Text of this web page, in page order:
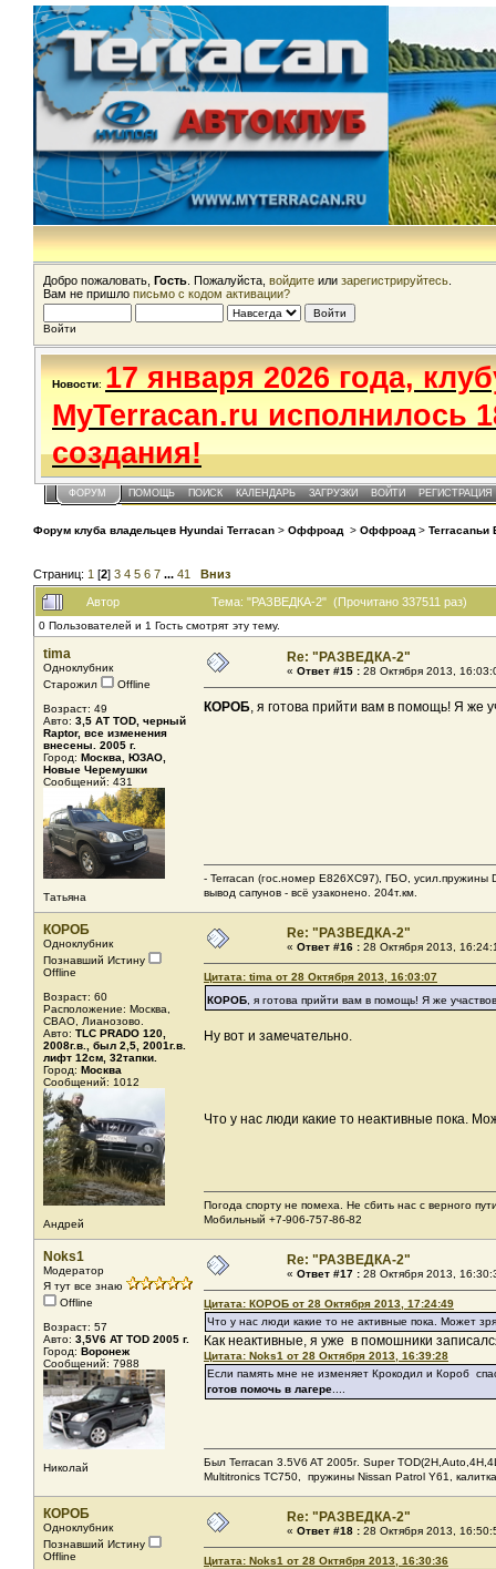
Добро пожаловать, Гость . Пожалуйста, войдите или зарегистрируйтесь
Вам не пришло письмо с кодом активации?
Войти
Новости: 17 января 2026 года,
MyTerracan.ru исполнилось
создания!
ФОРУМ ПОМОЩЬ ПОИСК КАЛЕНДАРЬ ЗАГРУЗКИ ВОЙТИ РЕГИСТРАЦИЯ
Форум клуба владельцев Hyundai Terracan > Оффроад > Оффроад > Terracanьи
Страниц: 1 [2] 3 4 5 6 7 ... 41 Вниз
Автор Тема: "РАЗВЕДКА-2" (Прочитано 337511 раз)
0 Пользователей и 1 Гость смотрят эту тему.
tima
Одноклубник
Старожил
Offline
Возраст: 49
Авто: 3,5 АТ TOD, черный
Raptor, все изменения
внесены. 2005 г.
Город: Москва, ЮЗАО,
Новые Черемушки
Сообщений: 431
Татьяна
Re: "РАЗВЕДКА-2"
« Ответ #15 : 28 Октября 2013,
КОРОБ, я готова прийти вам в помощь! Я же
- Terracan (гос.номер Е826ХС97), ГБО, усил.пружины
вывод сапунов - всё узаконено. 204т.км.
КОРОБ
Одноклубник
Познавший Истину
Offline
Возраст: 60
Расположение: Москва,
СВАО, Лианозово.
Авто: TLC PRADO 120,
2008г.в., был 2,5, 2001г.в.
лифт 12см, 32тапки.
Город: Москва
Сообщений: 1012
Андрей
Re: "РАЗВЕДКА-2"
« Ответ #16 : 28 Октября 2013,
Цитата: tima от 28 Октября 2013, 16:03:07
КОРОБ, я готова прийти вам в помощь! Я же
Ну вот и замечательно.
Что у нас люди какие то неактивные пока.
Погода спорту не помеха. Не сбить нас с верного
Мобильный +7-906-757-86-82
Noks1
Модератор
Я тут все знаю
Offline
Возраст: 57
Авто: 3,5V6 AT TOD 2005 г.
Город: Воронеж
Сообщений: 7988
Николай
Re: "РАЗВЕДКА-2"
« Ответ #17 : 28 Октября 2013,
Цитата: КОРОБ от 28 Октября 2013, 17:24:49
Что у нас люди какие то не активные пока. Может
Как неактивные, я уже в помошники
Цитата: Noks1 от 28 Октября 2013, 16:39:28
Если память мне не изменяет Крокодил и Короб
готов помочь в лагере....
Был Terracan 3.5V6 AT 2005г. Super
Мultitronics TC750, пружины Nissan Patrol Y61, калитка
КОРОБ
Одноклубник
Познавший Истину
Offline
Re: "РАЗВЕДКА-2"
« Ответ #18 : 28 Октября 2013,
Цитата: Noks1 от 28 Октября 2013, 16:30:36